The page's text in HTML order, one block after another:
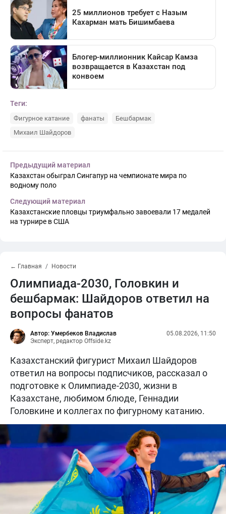
Теги:
Фигурное катание фанаты
Бешбармак
Михаил Шайдоров
Предыдущий материал
Казахстан обыграл Сингапур на чемпионате мира по
водному поло
Следующий материал
Казахстанские пловцы триумфально завоевали 17 медалей
на турнире в США
← Главная Новости
Олимпиада-2030, Головкин и
бешбармак: Шайдоров ответил на
вопросы фанатов
Автор: Умербеков Владислав
Эксперт, редактор Offside.kz
05.08.2026, 11:50
Казахстанский фигурист Михаил Шайдоров
ответил на вопросы подписчиков, рассказал о
подготовке к Олимпиаде-2030, жизни в
Казахстане, любимом блюде, Геннадии
Головкине и коллегах по фигурному катанию.